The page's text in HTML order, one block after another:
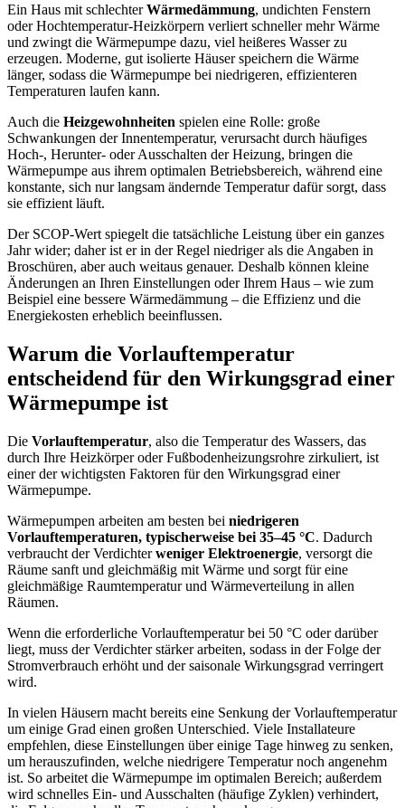
Ein Haus mit schlechterWärmedämmung, undichten Fenstern
oder Hochtemperatur-Heizkörpern verliert schneller mehr Wärme
und zwingt die Wärmepumpe dazu, viel heißeres Wasser zu
erzeugen. Moderne, gut isolierte Häuser speichern die Wärme
länger, sodass die Wärmepumpe bei niedrigeren, effizienteren
Temperaturen laufen kann.
Auch die Heizgewohnheiten spielen eine Rolle: große
Schwankungen der Innentemperatur, verursacht durch häufiges
Hoch-, Herunter- oder Ausschalten der Heizung, bringen die
Wärmepumpe aus ihrem optimalen Betriebsbereich, während eine
konstante, sich nur langsam ändernde Temperatur dafür sorgt, dass
sie effizient läuft.
Der SCOP-Wert spiegelt die tatsächliche Leistung über ein ganzes
Jahr wider; daher ist er in der Regel niedriger als die Angaben in
Broschüren, aber auch weitaus genauer. Deshalb können kleine
Änderungen an Ihren Einstellungen oder Ihrem Haus – wie zum
Beispiel eine bessere Wärmedämmung – die Effizienz und die
Energiekosten erheblich beeinflussen.
Warum die Vorlauftemperatur
entscheidend für den Wirkungsgrad einer
Wärmepumpe ist
Die Vorlauftemperatur, also die Temperatur des Wassers, das
durch Ihre Heizkörper oder Fußbodenheizungsrohre zirkuliert, ist
einer der wichtigsten Faktoren für den Wirkungsgrad einer
Wärmepumpe.
Wärmepumpen arbeiten am besten bei niedrigeren
Vorlauftemperaturen, typischerweise bei 35–45 °C. Dadurch
verbraucht der Verdichterweniger Elektroenergie, versorgt die
Räume sanft und gleichmäßig mit Wärme und sorgt für eine
gleichmäßige Raumtemperatur und Wärmeverteilung in allen
Räumen.
Wenn die erforderliche Vorlauftemperatur bei 50 °C oder darüber
liegt, muss der Verdichter stärker arbeiten, sodass in der Folge der
Stromverbrauch erhöht und der saisonale Wirkungsgrad verringert
wird.
In vielen Häusern macht bereits eine Senkung der Vorlauftemperatur
um einige Grad einen großen Unterschied. Viele Installateure
empfehlen, diese Einstellungen über einige Tage hinweg zu senken,
um herauszufinden, welche niedrigere Temperatur noch angenehm
ist. So arbeitet die Wärmepumpe im optimalen Bereich; außerdem
wird schnelles Ein- und Ausschalten (häufige Zyklen) verhindert,